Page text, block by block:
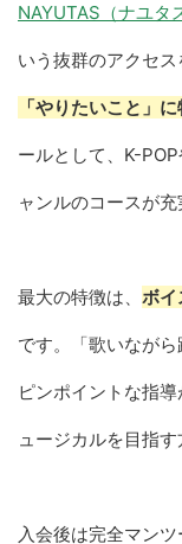
NAYUTAS（ナユタ
いう抜群のアクセス
「やりたいこと」
ールとして、K-
ャンルのコースが充
最大の特徴は、 ボイ
です。「歌いなが
ピンポイントな指
ュージカルを目指す
入会後は完全マン